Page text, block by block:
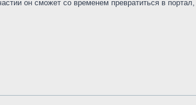
он сможет со временем превратиться в